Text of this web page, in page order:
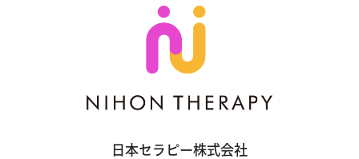
日本セラピー株式会社